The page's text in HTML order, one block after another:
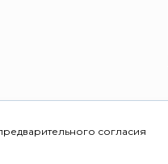
согласия